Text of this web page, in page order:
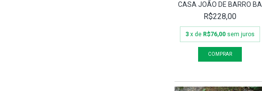
CASA JOÃO DE BARRO BA
R$228,00
3 x de R$76,00 sem juros